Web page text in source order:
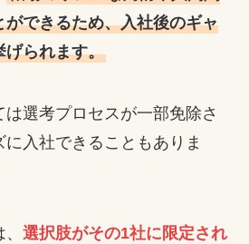
できるため、入社後のギャ
げられます。
は選考プロセスが一部免除さ
入社できることもありま
選択肢がその1社に限定され